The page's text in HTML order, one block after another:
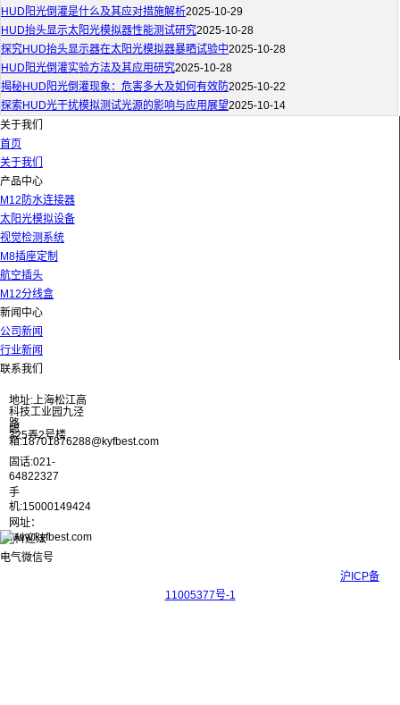
HUD阳光倒灌是什么及其应对措施解析2025-10-29
HUD抬头显示太阳光模拟器性能测试研究2025-10-28
探究HUD抬头显示器在太阳光模拟器暴晒试验中2025-10-28
HUD阳光倒灌实验方法及其应用研究2025-10-28
揭秘HUD阳光倒灌现象：危害多大及如何有效防2025-10-22
探索HUD光干扰模拟测试光源的影响与应用展望2025-10-14
关于我们
首页
关于我们
产品中心
M12防水连接器
太阳光模拟设备
视觉检测系统
M8插座定制
航空插头
M12分线盒
新闻中心
公司新闻
行业新闻
联系我们
地址:上海松江高
科技工业园九泾
路
325弄2号楼
邮
箱:18701876288@kyfbest.com
固话:021-
64822327
手
机:15000149424
网址：
www.kyfbest.com
沪ICP备
11005377号-1